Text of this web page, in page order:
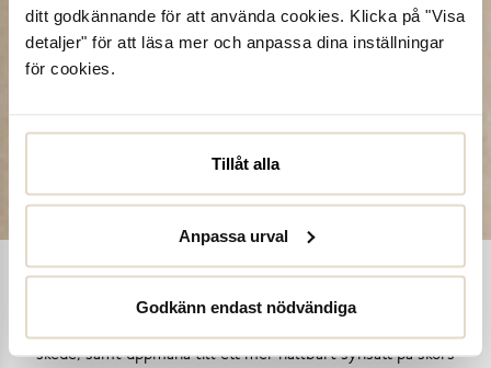
ditt godkännande för att använda cookies. Klicka på "Visa
detaljer" för att läsa mer och anpassa dina inställningar
för cookies.
Tillåt alla
Anpassa urval
Godkänn endast nödvändiga
Shoe Reuse
skede, samt uppmana till ett mer hållbart synsätt på skors